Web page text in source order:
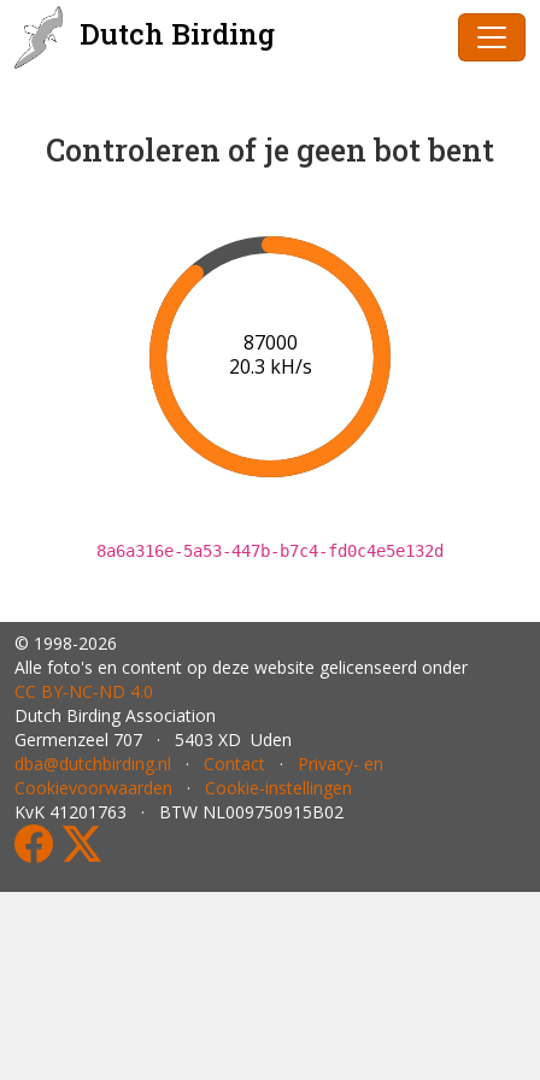
Dutch Birding
Controleren of je geen bot bent
88000
20.3 kH/s
8a6a316e-5a53-447b-b7c4-fd0c4e5e132d
© 1998-2026
Alle foto's en content op deze website gelicenseerd onder
CC BY‑NC‑ND 4.0
Dutch Birding Association
Germenzeel 707 · 5403 XD Uden
dba@dutchbirding.nl · Contact · Privacy- en
Cookievoorwaarden · Cookie-instellingen
KvK 41201763 · BTW NL009750915B02